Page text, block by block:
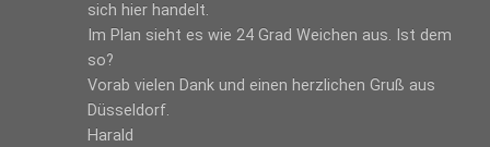
sich hier handelt.
Im Plan sieht es wie 24 Grad Weichen aus. Ist dem
so?
Vorab vielen Dank und einen herzlichen Gruß aus
Düsseldorf.
Harald